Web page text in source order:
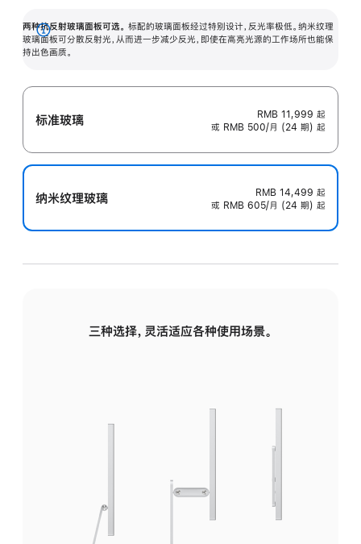
两种抗反射玻璃面板可选。 标配的玻璃面板经过特别设计，反光率极低。纳米纹理
玻璃面板可分散反射光，从而进一步减少反光，即使在高亮光源的工作场所也能保
持出色画质。
展
开
标准玻璃 RMB 11,999 起
或 RMB 500/月 (24 期) 起
纳米纹理玻璃 RMB 14,499 起
或 RMB 605/月 (24 期) 起
三种选择，灵活适应各种使用场景。